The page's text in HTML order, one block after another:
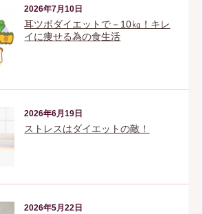
2026年7月10日
耳ツボダイエットで－10㎏！キレ
イに痩せる為の食生活
2026年6月19日
ストレスはダイエットの敵！
2026年5月22日